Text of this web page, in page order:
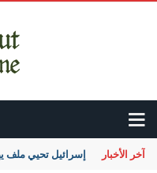
آخر الأخبار إسرائيل تحيي ملف